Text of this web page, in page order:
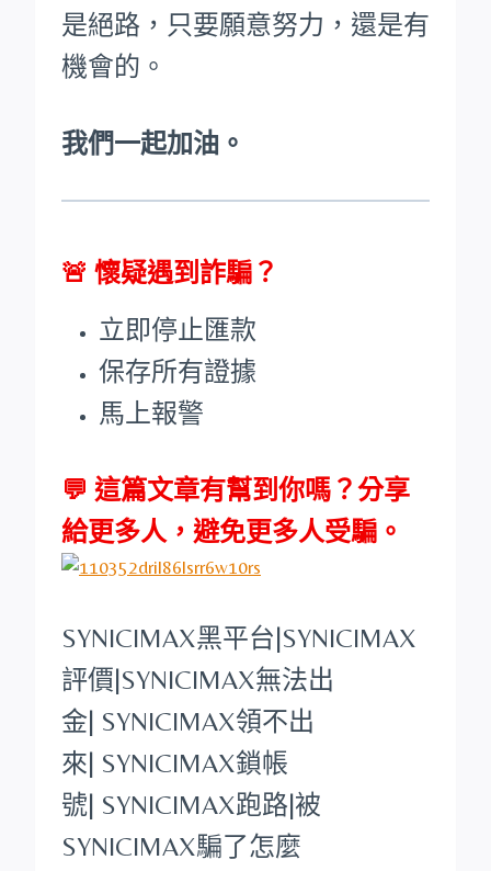
是絕路，只要願意努力，還是有
機會的。
我們一起加油。
🚨 懷疑遇到詐騙？
立即停止匯款
保存所有證據
馬上報警
💬 這篇文章有幫到你嗎？分享
給更多人，避免更多人受騙。
SYNICIMAX黑平台|SYNICIMAX
評價|SYNICIMAX無法出
金| SYNICIMAX領不出
來| SYNICIMAX鎖帳
號| SYNICIMAX跑路|被
SYNICIMAX騙了怎麼